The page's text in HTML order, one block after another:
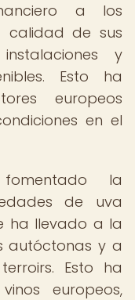
a los
calidad de sus
y
Esto ha
europeos
en el
la
de uva
ha llevado a la
autóctonas y a
Esto ha
europeos,